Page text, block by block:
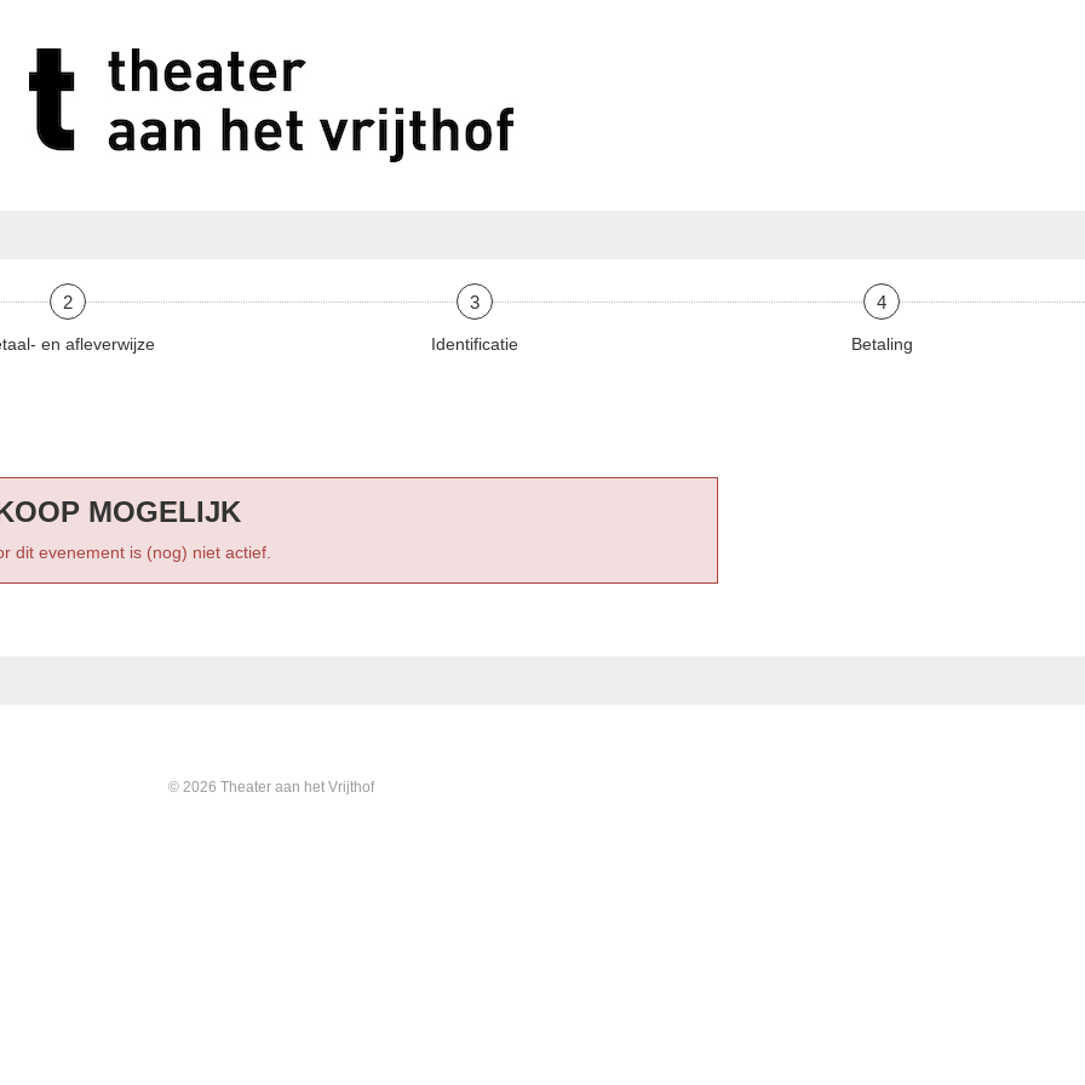
2
en afleverwijze
3
Identificatie
4
Betaling
MOGELIJK
dit evenement is (nog) niet actief.
© 2026 Theater aan het Vrijthof